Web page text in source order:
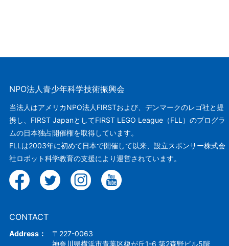
NPO法人青少年科学技術振興会
当法人はアメリカNPO法人FIRSTおよび、デンマークのレゴ社と提
携し、FIRST JapanとしてFIRST LEGO League（FLL）のプログラ
ムの日本独占開催権を取得しています。
FLLは2003年に初めて日本で開催して以来、設立スポンサー株式会
社ロボット科学教育の支援により運営されています。
CONTACT
Address：
〒227-0063
神奈川県横浜市青葉区榎が丘1-6 第2森野ビル5階